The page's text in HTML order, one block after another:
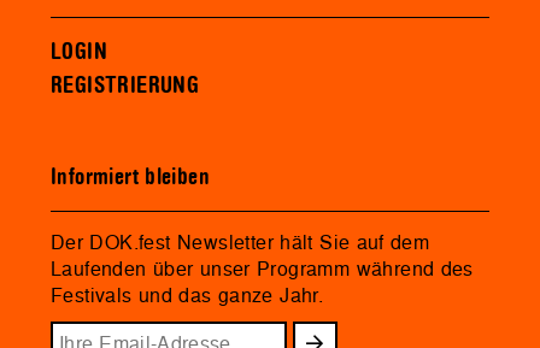
LOGIN
REGISTRIERUNG
Informiert bleiben
Der DOK.fest Newsletter hält Sie auf dem
Laufenden über unser Programm während des
Festivals und das ganze Jahr.